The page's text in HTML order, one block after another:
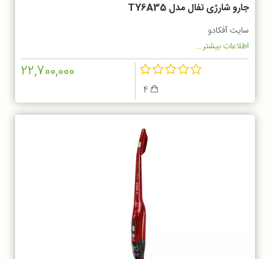
جارو شارژی تفال مدل TY6A35
سایت آفکادو
اطلاعات بیشتر...
4
22,700,000